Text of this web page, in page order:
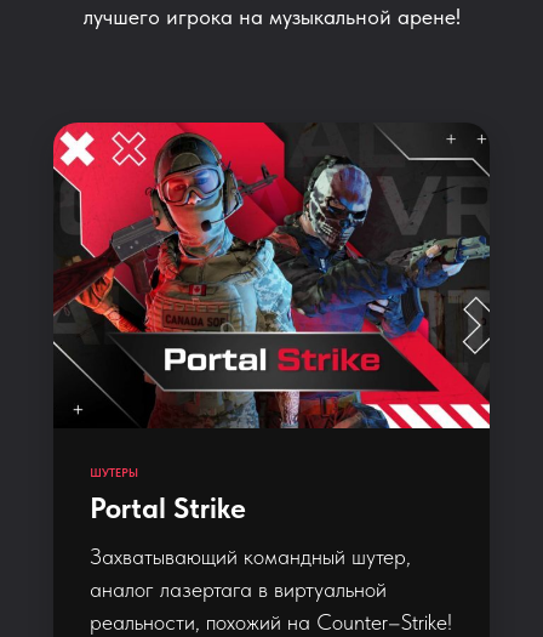
лучшего игрока на музыкальной арене!
ШУТЕРЫ
Portal Strike
Захватывающий командный шутер,
аналог лазертага в виртуальной
реальности, похожий на Counter–Strike!